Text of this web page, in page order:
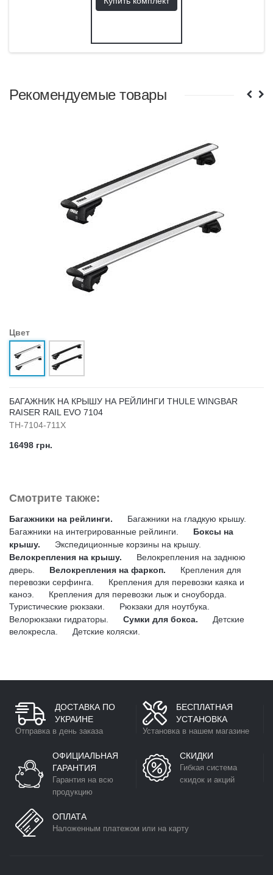
Рекомендуемые товары
Цвет
БАГАЖНИК НА КРЫШУ НА РЕЙЛИНГИ THULE WINGBAR
RAISER RAIL EVO 7104
TH-7104-711X
16498 грн.
Смотрите также:
Багажники на рейлинги.
Багажники на гладкую крышу.
Багажники на интегрированные рейлинги.
Боксы на
крышу.
Экспедиционные корзины на крышу.
Велокрепления на крышу.
Велокрепления на заднюю
дверь.
Велокрепления на фаркоп.
Крепления для
перевозки серфинга.
Крепления для перевозки каяка и
каноэ.
Крепления для перевозки лыж и сноуборда.
Туристические рюкзаки.
Рюкзаки для ноутбука.
Велорюкзаки гидраторы.
Сумки для бокса.
Детские
велокресла.
Детские коляски.
ДОСТАВКА ПО
УКРАИНЕ
Отправка в день заказа
БЕСПЛАТНАЯ
УСТАНОВКА
Установка в нашем магазине
ОФИЦИАЛЬНАЯ
ГАРАНТИЯ
Гарантия на всю
продукцию
СКИДКИ
Гибкая система
скидок и акций
ОПЛАТА
Наложенным платежом или на карту